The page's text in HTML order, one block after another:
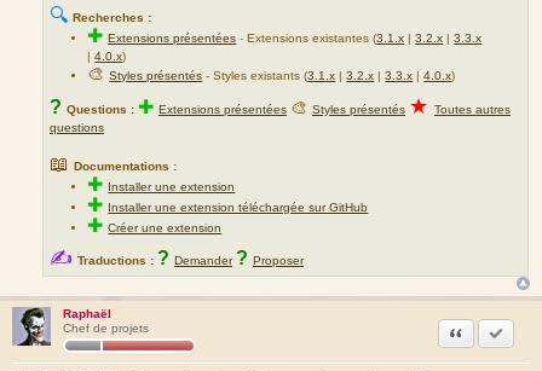
🔍 Recherches :
✚Extensions présentées -Extensions existantes (3.1.x |3.2.x |3.3.x
|4.0.x)
🎨Styles présentés - Styles existants (3.1.x |3.2.x |3.3.x |4.0.x)
? Questions : ✚ Extensions présentées 🎨 Styles présentés ★ Toutes autres
questions
📖 Documentations :
✚ Installer une extension
✚ Installer une extension téléchargée sur GitHub
✚Créer une extension
✍ Traductions : ? Demander ? Proposer
Raphaël
Chef de projets
Citation